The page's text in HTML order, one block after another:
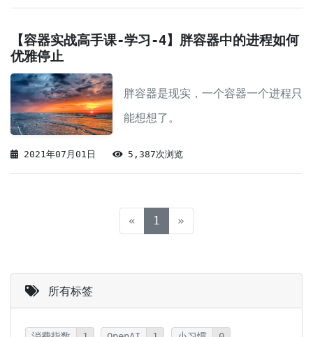
【容器实战高手课-学习-4】胖容器中的进程如何
优雅停止
胖容器是现实，一个容器一个进程只
能想想了。
2021年07月01日 5,387次浏览
« 1 (current)
»
所有标签